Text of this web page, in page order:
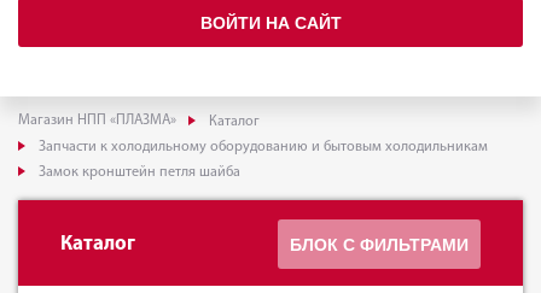
ВОЙТИ НА САЙТ
Магазин НПП «ПЛАЗМА»
Каталог
Запчасти к холодильному оборудованию и бытовым холодильникам
Замок кронштейн петля шайба
Каталог БЛОК С ФИЛЬТРАМИ